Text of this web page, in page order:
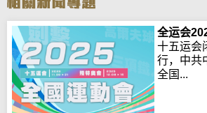
全运会
十五运会
行，中共
全国...